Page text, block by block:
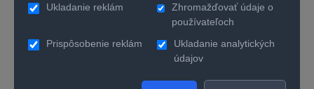
Ukladanie reklám
Zhromažďovať údaje o
používateľoch
Prispôsobenie reklám
Ukladanie analytických
údajov